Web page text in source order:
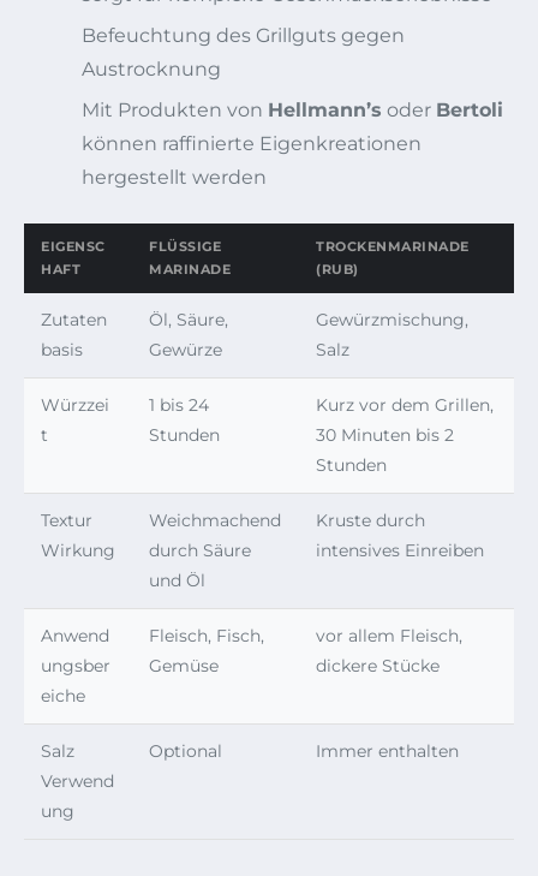
Befeuchtung des Grillguts gegen
Austrocknung
Mit Produkten von Hellmann’s oder Bertoli
können raffinierte Eigenkreationen
hergestellt werden
EIGENSC
HAFT
FLÜSSIGE
MARINADE
TROCKENMARINADE
(RUB)
Zutaten
basis
Öl, Säure,
Gewürze
Gewürzmischung,
Salz
Würzzei
t
1 bis 24
Stunden
Kurz vor dem Grillen,
30 Minuten bis 2
Stunden
Textur
Wirkung
Weichmachend
durch Säure
und Öl
Kruste durch
intensives Einreiben
Anwend
ungsber
eiche
Fleisch, Fisch,
Gemüse
vor allem Fleisch,
dickere Stücke
Salz
Verwend
ung
Optional Immer enthalten